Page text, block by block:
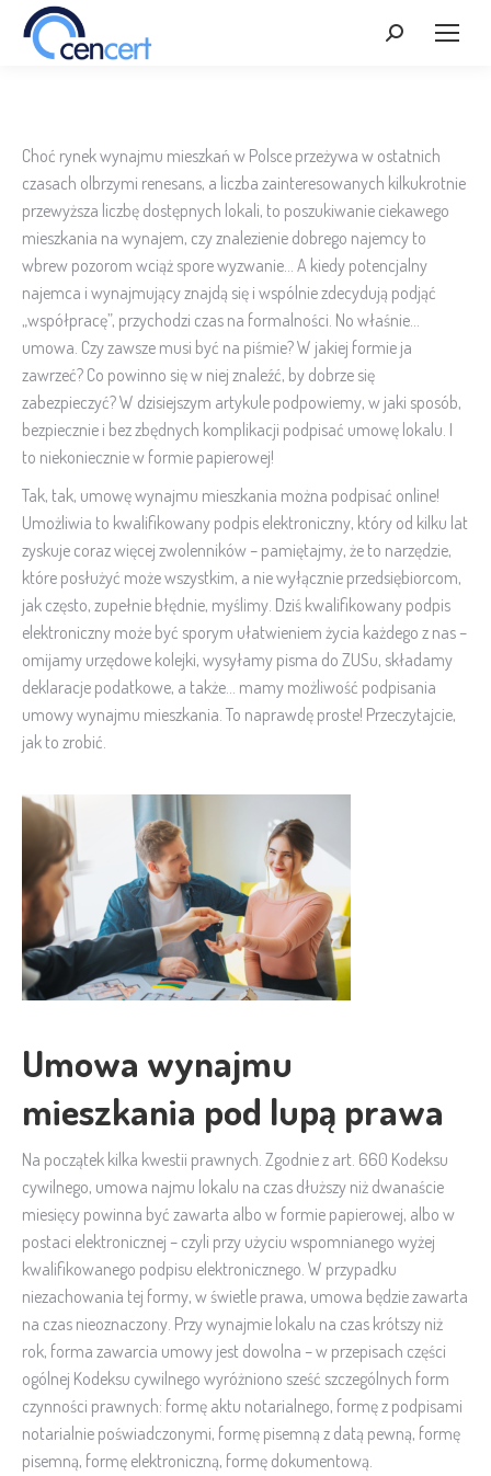
Szukaj:
Choć rynek wynajmu mieszkań w Polsce przeżywa w ostatnich
czasach olbrzymi renesans, a liczba zainteresowanych kilkukrotnie
przewyższa liczbę dostępnych lokali, to poszukiwanie ciekawego
mieszkania na wynajem, czy znalezienie dobrego najemcy to
wbrew pozorom wciąż spore wyzwanie… A kiedy potencjalny
najemca i wynajmujący znajdą się i wspólnie zdecydują podjąć
„współpracę”, przychodzi czas na formalności. No właśnie…
umowa. Czy zawsze musi być na piśmie? W jakiej formie ja
zawrzeć? Co powinno się w niej znaleźć, by dobrze się
zabezpieczyć? W dzisiejszym artykule podpowiemy, w jaki sposób,
bezpiecznie i bez zbędnych komplikacji podpisać umowę lokalu. I
to niekoniecznie w formie papierowej!
Tak, tak, umowę wynajmu mieszkania można podpisać online!
Umożliwia to kwalifikowany podpis elektroniczny, który od kilku lat
zyskuje coraz więcej zwolenników – pamiętajmy, że to narzędzie,
które posłużyć może wszystkim, a nie wyłącznie przedsiębiorcom,
jak często, zupełnie błędnie, myślimy. Dziś kwalifikowany podpis
elektroniczny może być sporym ułatwieniem życia każdego z nas –
omijamy urzędowe kolejki, wysyłamy pisma do ZUSu, składamy
deklaracje podatkowe, a także… mamy możliwość podpisania
umowy wynajmu mieszkania. To naprawdę proste! Przeczytajcie,
jak to zrobić.
Umowa wynajmu
mieszkania pod lupą prawa
Na początek kilka kwestii prawnych. Zgodnie z art. 660 Kodeksu
cywilnego, umowa najmu lokalu na czas dłuższy niż dwanaście
miesięcy powinna być zawarta albo w formie papierowej, albo w
postaci elektronicznej – czyli przy użyciu wspomnianego wyżej
kwalifikowanego podpisu elektronicznego. W przypadku
niezachowania tej formy, w świetle prawa, umowa będzie zawarta
na czas nieoznaczony. Przy wynajmie lokalu na czas krótszy niż
rok, forma zawarcia umowy jest dowolna – w przepisach części
ogólnej Kodeksu cywilnego wyróżniono sześć szczególnych form
czynności prawnych: formę aktu notarialnego, formę z podpisami
notarialnie poświadczonymi, formę pisemną z datą pewną, formę
pisemną, formę elektroniczną, formę dokumentową.